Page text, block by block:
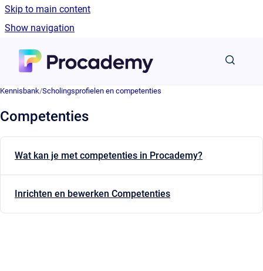
Skip to main content
Show navigation
Kennisbank/Scholingsprofielen en competenties
Competenties
Wat kan je met competenties in Procademy?
Inrichten en bewerken Competenties